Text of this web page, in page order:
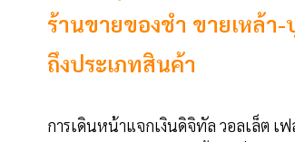
ร้านขายของชำ ขายเหล้า
ถึงประเภทสินค้า
การเดินหน้าแจกเงินดิจิทัล วอลเล็ต เ